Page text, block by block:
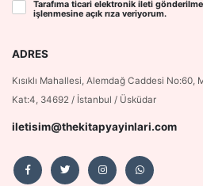
Tarafıma ticari elektronik ileti
işlenmesine açık rıza veriyorum.
ADRES
Kısıklı Mahallesi, Alemdağ Caddesi No:60,
Kat:4, 34692 / İstanbul / Üsküdar
iletisim@thekitapyayinlari.com